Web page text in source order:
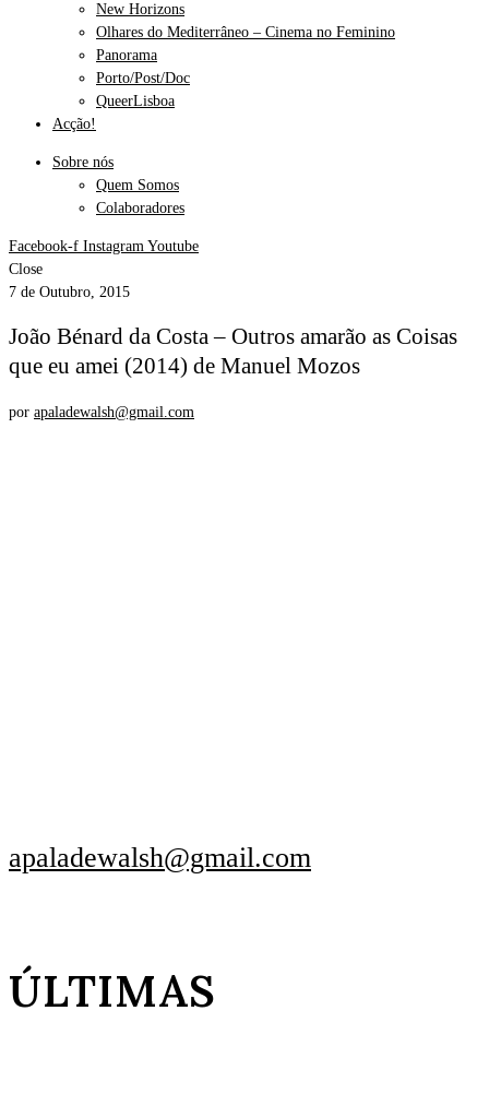
New Horizons
Olhares do Mediterrâneo – Cinema no Feminino
Panorama
Porto/Post/Doc
QueerLisboa
Acção!
Sobre nós
Quem Somos
Colaboradores
Facebook-f Instagram Youtube
Close
7 de Outubro, 2015
João Bénard da Costa – Outros amarão as Coisas
que eu amei (2014) de Manuel Mozos
por apaladewalsh@gmail.com
apaladewalsh@gmail.com
ÚLTIMAS